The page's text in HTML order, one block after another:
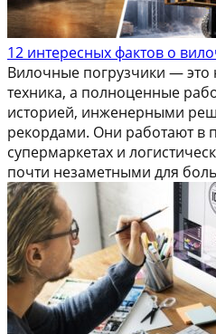
12 интересных фактов о
Вилочные погрузчики — это
техника, а полноценные
историей, инженерными
рекордами. Они работают в
супермаркетах и
почти незаметными для